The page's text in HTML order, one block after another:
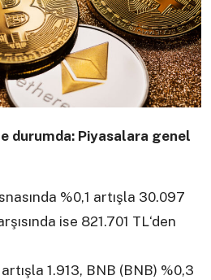
durumda: Piyasalara genel
%0,1 artışla 30.097
ise 821.701 TL‘den
1.913, BNB (BNB) %0,3